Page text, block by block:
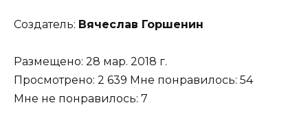
Создатель: Вячеслав Горшенин
Размещено: 28 мар. 2018 г.
Просмотрено: 2 639 Мне понравилось: 54
Мне не понравилось: 7